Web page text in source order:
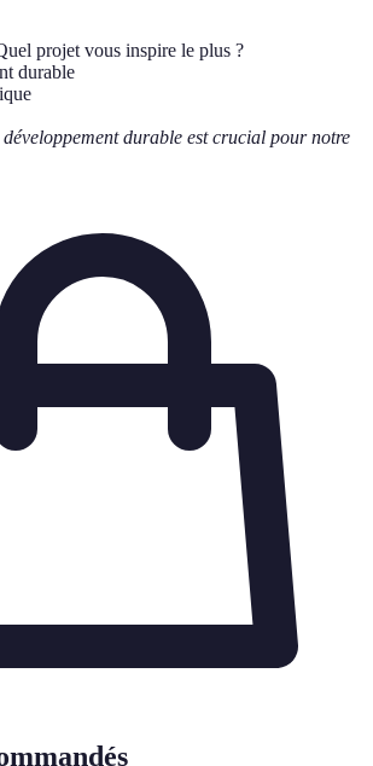
projet vous inspire le plus ?
durable
développement durable est crucial pour notre